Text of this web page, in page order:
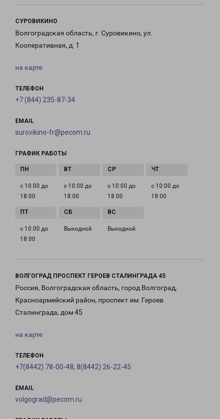
СУРОВИКИНО
Волгоградская область, г. Суровикино, ул.
Кооперативная, д. 1
на карте
ТЕЛЕФОН
+7 (844) 235-87-34
EMAIL
surovikino-fr@pecom.ru
ГРАФИК РАБОТЫ
с 10:00 до
18:00
с 10:00 до
18:00
с 10:00 до
18:00
с 10:00 до
18:00
с 10:00 до
18:00
Выходной Выходной
ВОЛГОГРАД ПРОСПЕКТ ГЕРОЕВ СТАЛИНГРАДА 45
Россия, Волгоградская область, город Волгоград,
Красноармейский район, проспект им. Героев
Сталинграда, дом 45
на карте
ТЕЛЕФОН
+7(8442) 78-00-48, 8(8442) 26-22-45
EMAIL
volgograd@pecom.ru